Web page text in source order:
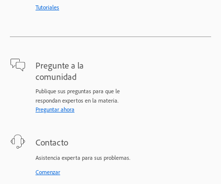
Tutoriales
Pregunte a la
comunidad
Publique sus preguntas para que le
respondan expertos en la materia.
Preguntar ahora
Contacto
Asistencia experta para sus problemas.
Comenzar